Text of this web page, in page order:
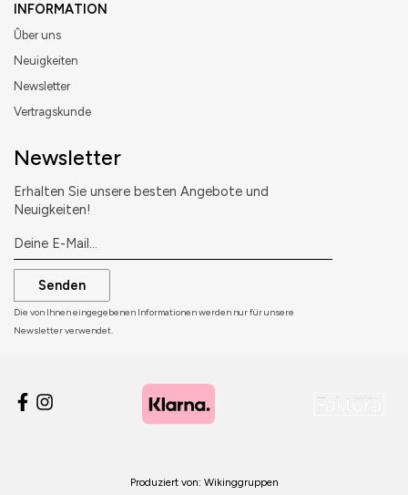
INFORMATION
Ûber uns
Neuigkeiten
Newsletter
Vertragskunde
Newsletter
Erhalten Sie unsere besten Angebote und
Neuigkeiten!
Senden
Die von Ihnen eingegebenen Informationen werden nur für unsere
Newsletter verwendet.
Produziert von: Wikinggruppen